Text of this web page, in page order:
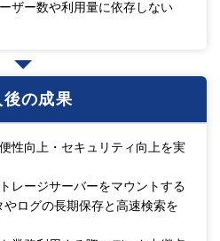
ザー数や利用量に依存しない
後の成果
性向上・セキュリティ向上を実
レージサーバーをマウントする
ログの長期保存と高速検索を